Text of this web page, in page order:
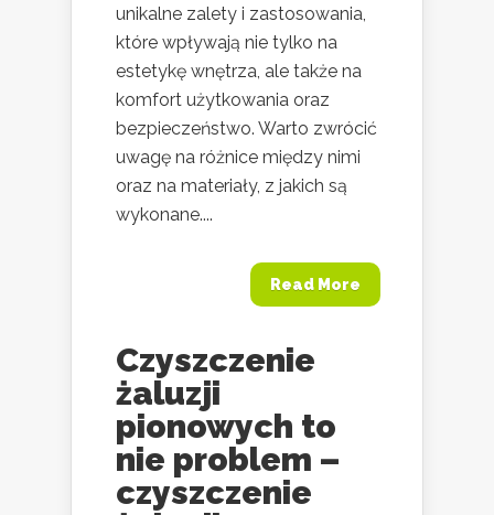
unikalne zalety i zastosowania,
które wpływają nie tylko na
estetykę wnętrza, ale także na
komfort użytkowania oraz
bezpieczeństwo. Warto zwrócić
uwagę na różnice między nimi
oraz na materiały, z jakich są
wykonane....
Read More
Czyszczenie
żaluzji
pionowych to
nie problem –
czyszczenie